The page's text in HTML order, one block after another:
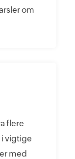
om
flere
vigtige
med